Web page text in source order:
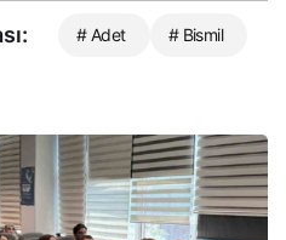
# Adet # Bismil